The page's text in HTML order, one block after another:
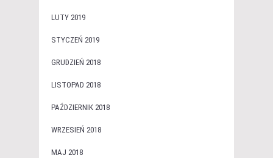
LUTY 2019
STYCZEŃ 2019
GRUDZIEŃ 2018
LISTOPAD 2018
PAŹDZIERNIK 2018
WRZESIEŃ 2018
MAJ 2018